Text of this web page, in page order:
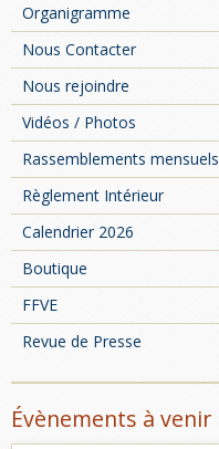
Organigramme
Nous Contacter
Nous rejoindre
Vidéos / Photos
Rassemblements mensuels
Règlement Intérieur
Calendrier 2026
Boutique
FFVE
Revue de Presse
Évènements à venir